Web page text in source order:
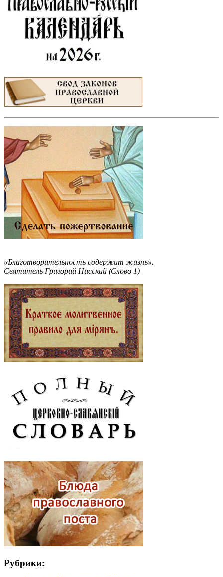
«Благотворительность содержит жизнь».
Святитель Григорий Нисский (Слово 1)
Рубрики: